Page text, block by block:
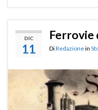
DIC
11
Ferrovie
DiRedazionein